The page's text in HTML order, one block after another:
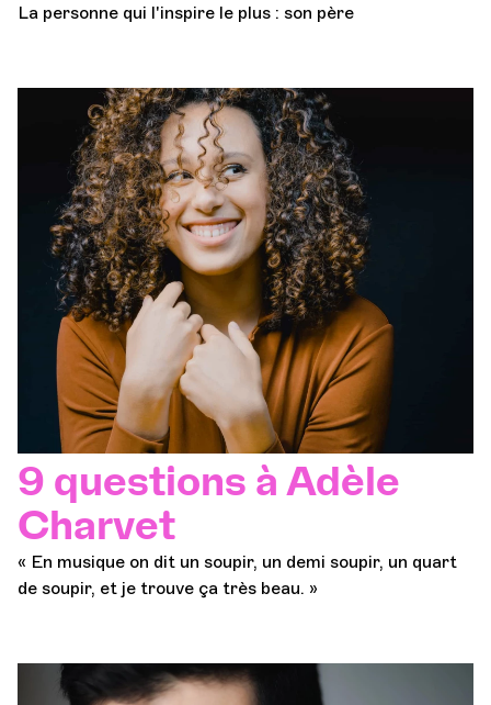
La personne qui l'inspire le plus : son père
9 questions à Adèle
Charvet
« En musique on dit un soupir, un demi soupir, un quart
de soupir, et je trouve ça très beau. »